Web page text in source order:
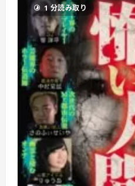
談
春
の
夜
に
ッ
と
す
る
恐
怖
話
2021
34
話
に
つ
い
て
さ
ら
1 分読み取り